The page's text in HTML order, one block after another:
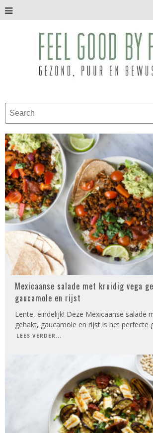
Mexicaanse salade met kruidig vega
gaucamole en rijst
Lente, eindelijk! Deze Mexicaanse salade
gehakt, gaucamole en rijst is het perfecte
LEES VERDER...